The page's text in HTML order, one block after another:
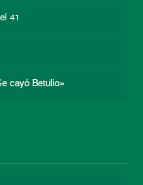
41
cayó Betulio»